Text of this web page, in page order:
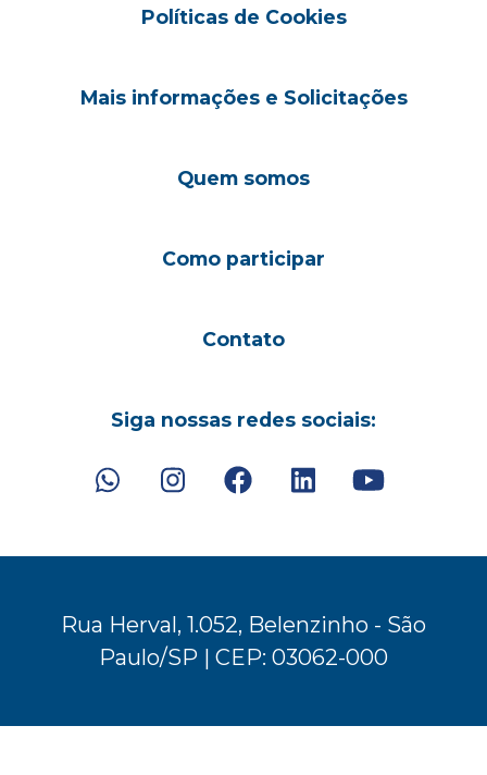
Políticas de Cookies
Mais informações e Solicitações
Quem somos
Como participar
Contato
Siga nossas redes sociais:
Rua Herval, 1.052, Belenzinho - São
Paulo/SP | CEP: 03062-000